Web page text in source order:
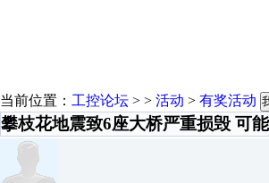
当前位置： 工控论坛 > > 活动 > 有奖活动
攀枝花地震致6座大桥严重损毁 可